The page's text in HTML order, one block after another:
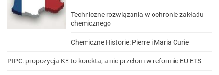
Techniczne rozwiązania w ochronie zakładu
chemicznego
Chemiczne Historie: Pierre i Maria Curie
PIPC: propozycja KE to korekta, a nie przełom w reformie EU ETS